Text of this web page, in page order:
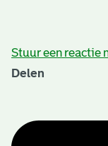
Stuur een reactie
Delen